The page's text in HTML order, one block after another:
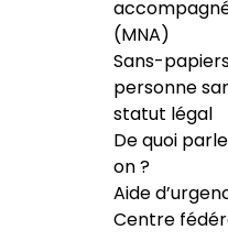
(MNA)
Sans-
personne
statut légal
De quoi
on ?
Aide
Centre